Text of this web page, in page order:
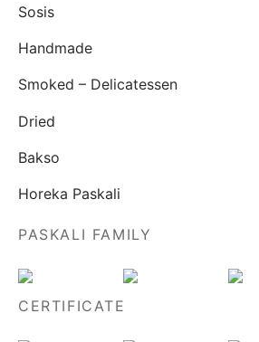
Sosis
Handmade
Smoked – Delicatessen
Dried
Bakso
Horeka Paskali
PASKALI FAMILY
CERTIFICATE